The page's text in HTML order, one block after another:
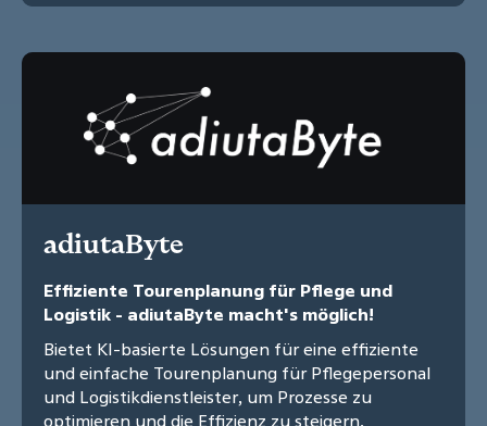
adiutaByte
Effiziente Tourenplanung für Pflege und
Logistik - adiutaByte macht's möglich!
Bietet KI-basierte Lösungen für eine effiziente
und einfache Tourenplanung für Pflegepersonal
und Logistikdienstleister, um Prozesse zu
optimieren und die Effizienz zu steigern.